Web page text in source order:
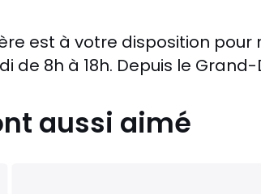
est à votre disposition
de 8h à 18h. Depuis le
aussi aimé